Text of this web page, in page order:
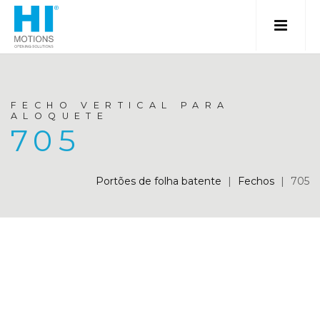
FECHO VERTICAL PARA
ALOQUETE
705
Portões de folha batente | Fechos | 705